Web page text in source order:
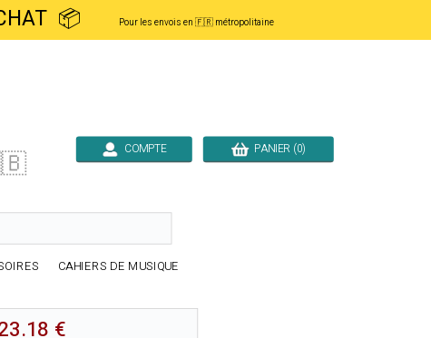
📦 Pour les envois en 🇫🇷 métropolitaine
COMPTE PANIER (0)
CAHIERS DE MUSIQUE
€